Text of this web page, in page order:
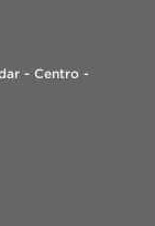
- Centro -